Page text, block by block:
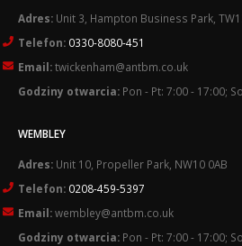
Adres: Unit 3, Hampton Business Park,
Telefon: 0330-8080-451
Email:twickenham@antbm.co.uk
Godziny otwarcia: Pon - Pt: 7:00 - 17:00;
WEMBLEY
Adres: Unit 10, Propeller Park, NW10 0AB
Telefon: 0208-459-5397
Email:wembley@antbm.co.uk
Godziny otwarcia: Pon - Pt: 7:00 - 17:00;